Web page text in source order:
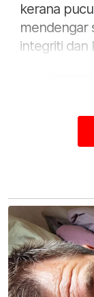
kerana
mendengar
integriti dan
“Saya
betapa